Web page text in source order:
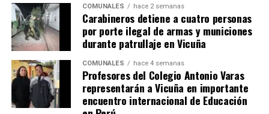
COMUNALES hace 2 semanas
Carabineros detiene a cuatro personas
por porte ilegal de armas y municiones
durante patrullaje en Vicuña
COMUNALES hace 4 semanas
Profesores del Colegio Antonio Varas
representarán a Vicuña en importante
encuentro internacional de Educación